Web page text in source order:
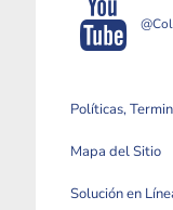
Políticas,
Mapa del Sitio
Solución en